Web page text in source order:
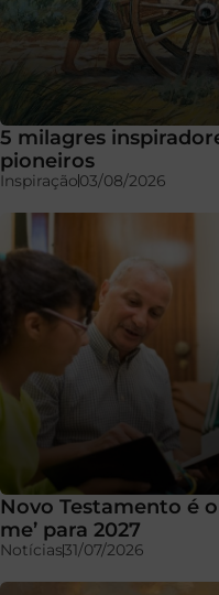
5 milagres
pioneiros
Inspiração03/08/2026
Novo Testamento é
me’ para 2027
Notícias31/07/2026